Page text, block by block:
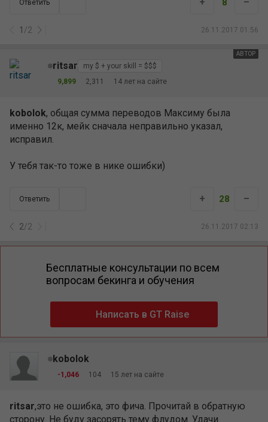
Ответить
1 /2 26.11.2017 01:56
8
АВТОР
ritsar
my $ + your skill = $$$
9,899
2,311 14 лет на сайте
kobolok, общая сумма переводов Максиму была
именно 12к, мейк сначала неправильно указал,
исправил.
У тебя так-то тоже в нике ошибки)
Ответить
2/2 26.11.2017 02:13
+ 28 –
Бесплатные консультации по всем
вопросам бекинга и обучения
Написать в GT Raise
kobolok
-1,046 104 15 лет на сайте
ritsar,это не ошибка, это фича. Прочитай в обратную
сторону. Не буду засорять тему флудом. Удачи.